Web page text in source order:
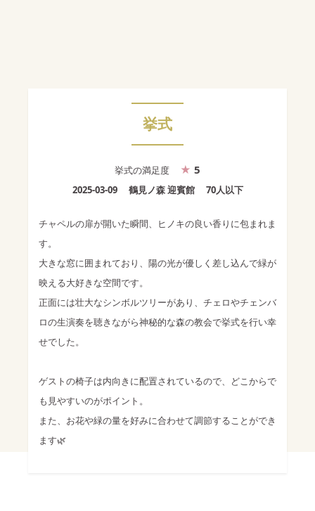
挙式
挙式の満足度 5
2025-03-09 鶴見ノ森 迎賓館 70人以下
チャペルの扉が開いた瞬間、ヒノキの良い香りに包まれま
す。
大きな窓に囲まれており、陽の光が優しく差し込んで緑が
映える大好きな空間です。
正面には壮大なシンボルツリーがあり、チェロやチェンバ
ロの生演奏を聴きながら神秘的な森の教会で挙式を行い幸
せでした。
ゲストの椅子は内向きに配置されているので、どこからで
も見やすいのがポイント。
また、お花や緑の量を好みに合わせて調節することができ
ます🌿